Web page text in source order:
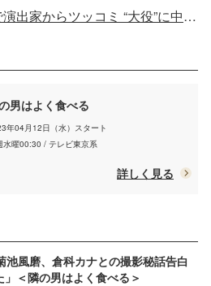
菊池風磨、キスシーンで演出家からツッコミ “大役”に中島健人が「興奮」
男はよく食べる
年04月12日（水）スタート
水曜00:30 / テレビ東京系
詳しく見る
風磨、倉科カナとの撮影秘話告白
」＜隣の男はよく食べる＞